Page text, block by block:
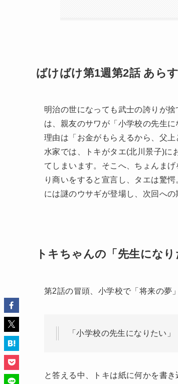
ばけばけ第1週第2話 あら
明治の世になっても武士の誇りが
は、親友のサワが「小学校の先生
理由は「お金がもらえるから、父
水家では、トキがタエ(北川景子)に
てしまいます。そこへ、ちょんま
り商いをすると宣言し、タエは驚
には謎のウサギが登場し、次回への
トキちゃんの「先生にな
第2話の冒頭、小学校で「将来の夢
「小学校の先生になりたい」
と答える中、トキは紙に何かを書